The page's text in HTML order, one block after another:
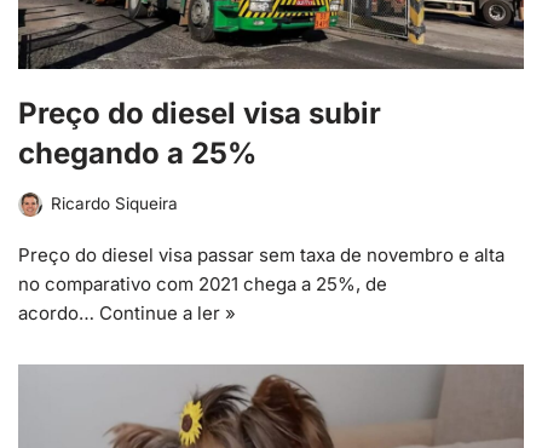
Preço do diesel visa subir
chegando a 25%
Ricardo Siqueira
Preço do diesel visa passar sem taxa de novembro e alta
no comparativo com 2021 chega a 25%, de
acordo… Continue a ler »